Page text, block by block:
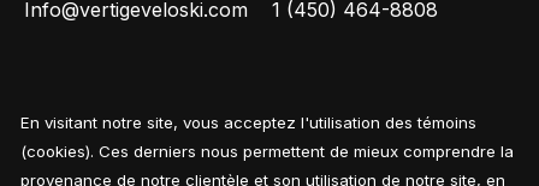
Info@vertigeveloski.com
1 (450) 464-8808
© Copyright 2026 Vertige Vélo Ski Fil RSS
En visitant notre site, vous acceptez l'utilisation des témoins
(cookies). Ces derniers nous permettent de mieux comprendre la
provenance de notre clientèle et son utilisation de notre site, en